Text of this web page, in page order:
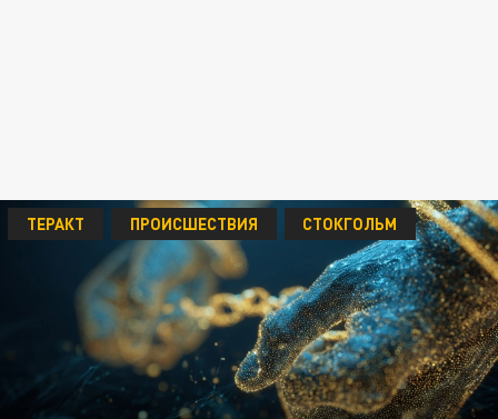
ТЕРАКТ ПРОИСШЕСТВИЯ СТОКГОЛЬМ